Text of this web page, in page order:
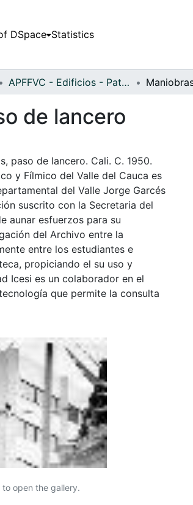
DSpace Statistics
APFFVC - Edificios - Patrimonial
de lancero
paso de lancero. Cali. C. 1950.
y Fílmico del Valle del Cauca es
del Valle Jorge Garcés
suscrito con la Secretaria del
aunar esfuerzos para su
del Archivo entre la
entre los estudiantes e
propiciando el su uso y
Icesi es un colaborador en el
que permite la consulta
open the gallery.